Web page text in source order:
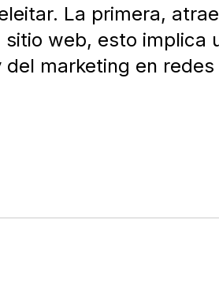
La primera,
web, esto implica
del marketing en